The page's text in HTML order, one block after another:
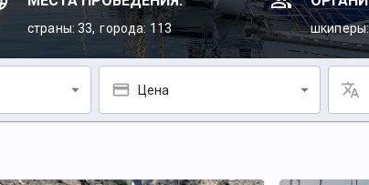
страны: 33, города: 113
Цена